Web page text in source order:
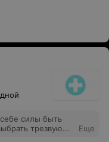
узнать, что
стоит
платить и
сделали!
силы быть
трезвую
Еще